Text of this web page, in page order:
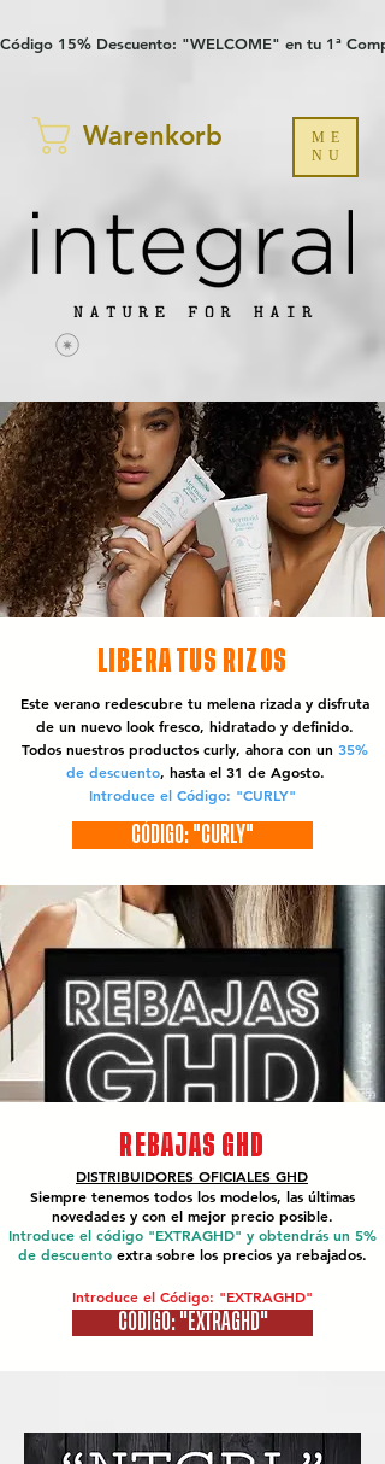
Código 15% Descuento: "WELCOME" en tu 1ª
Warenkorb
ME
NU
LIBERA TUS RIZOS
Este verano redescubre tu melena rizada y disfruta
de un nuevo look fresco, hidratado y definido.
Todos nuestros productos curly, ahora con un 35%
de descuento, hasta el 31 de Agosto.
Introduce el Código: "CURLY"
CÓDIGO: "CURLY"
REBAJAS GHD
DISTRIBUIDORES OFICIALES GHD
Siempre tenemos todos los modelos, las últimas
novedades y con el mejor precio posible.
Introduce el código "EXTRAGHD" y obtendrás un 5%
de descuento extra sobre los precios ya rebajados.
Introduce el Código: "EXTRAGHD"
CÓDIGO: "EXTRAGHD"